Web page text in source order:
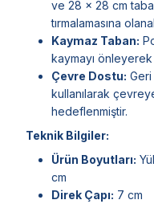
ve 28 x 28 cm
tırmalamasına
Kaymaz Taban:
kaymayı
Çevre Dostu: Geri
kullanılarak
hedeflenmiştir.
Teknik Bilgiler:
Ürün Boyutları:
cm
Direk Çapı: 7 cm